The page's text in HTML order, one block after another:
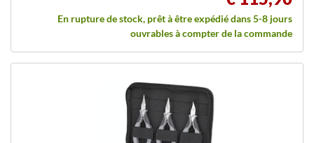
En rupture de stock, prêt à être expédié dans 5-8 jours
ouvrables à compter de la commande